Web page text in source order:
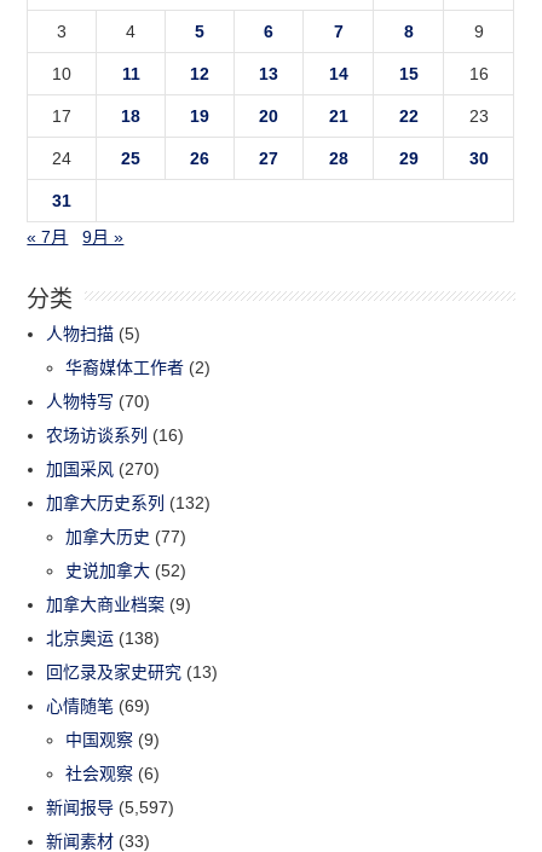
3 4 5 6 7 8 9
10 11 12 13 14 15 16
17 18 19 20 21 22 23
24 25 26 27 28 29 30
31
« 7月
9月 »
分类
人物扫描 (5)
华裔媒体工作者 (2)
人物特写 (70)
农场访谈系列 (16)
加国采风 (270)
加拿大历史系列 (132)
加拿大历史 (77)
史说加拿大 (52)
加拿大商业档案 (9)
北京奥运 (138)
回忆录及家史研究 (13)
心情随笔 (69)
中国观察 (9)
社会观察 (6)
新闻报导 (5,597)
新闻素材 (33)